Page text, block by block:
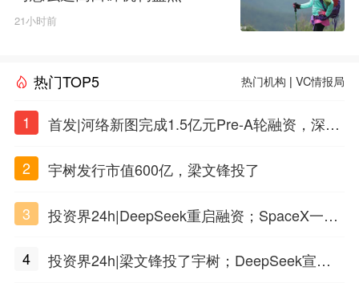
21小时前
热门TOP5 热门机构 |VC情报局
1
首发|河络新图完成1.5亿元Pre-A轮融资，深耕i
2
宇树发行市值600亿，梁文锋投了
3
投资界24h|DeepSeek重启融资；SpaceX一夜
4
投资界24h|梁文锋投了宇树；DeepSeek宣布